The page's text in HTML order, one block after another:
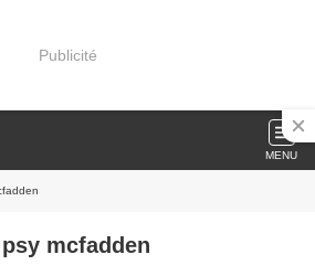
Publicité
MENU
mcfadden